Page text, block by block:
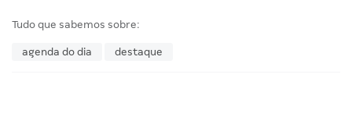
Tudo que sabemos sobre:
agenda do dia destaque